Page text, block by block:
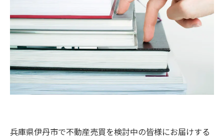
兵庫県伊丹市で不動産売買を検討中の皆様にお届けする